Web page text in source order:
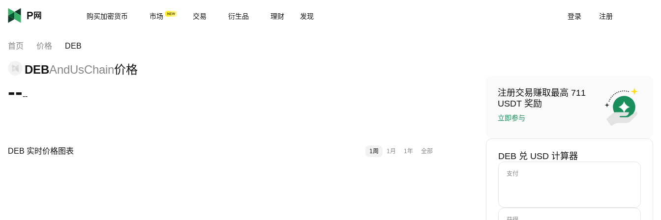
购买加密货币 市场 交易 衍生品 理财 发现 登录 注册
首页 价格 DEB
DEBAndUsChain价格
----
DEB 实时价格图表 1周 1月 1年 全部
注册交易赚取最高 711
USDT 奖励
立即参与
DEB 兑 USD 计算器
支付